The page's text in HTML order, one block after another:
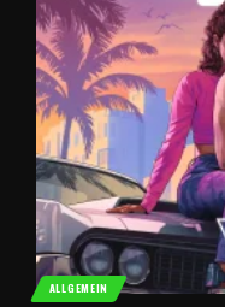
ALLGEMEIN